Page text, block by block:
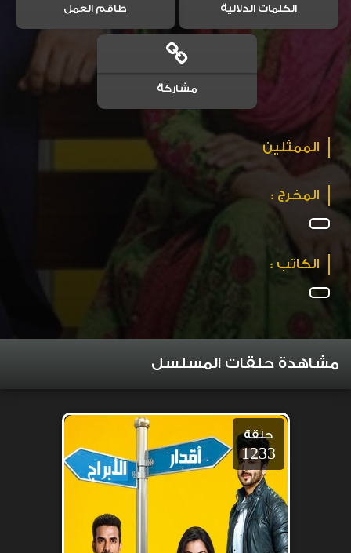
الكلمات الدلالية طاقم العمل
مشاركة
الممثلين
المخرج :
الكاتب :
مشاهدة حلقات المسلسل
حلقة
1233